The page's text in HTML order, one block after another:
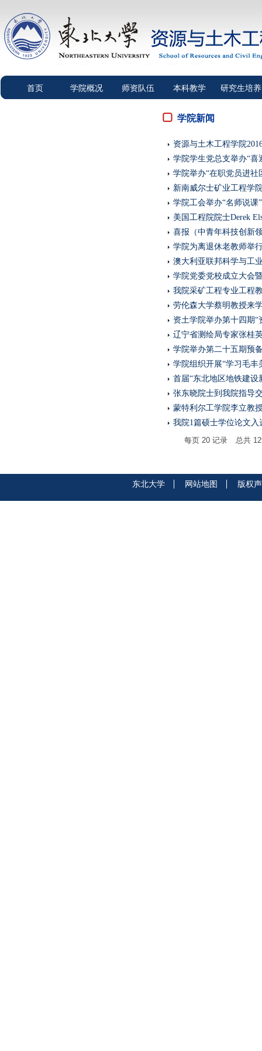
首页 学院概况 师资队伍 本科教学 研究生培养
学院新闻
资源与土木工程学院
学院学生党总支举办“喜
学院举办“在职党员进社
新南威尔士矿业工程学
学院工会举办“名师说课
美国工程院院士Derek
喜报（中青年科技创新
学院为离退休老教师举
澳大利亚联邦科学与工
学院党委党校成立大会
我院采矿工程专业工程
劳伦森大学蔡明教授来
资土学院举办第十四期“
辽宁省测绘局专家张桂
学院举办第二十五期预
学院组织开展“学习毛丰
首届“东北地区地铁建
张东晓院士到我院指导
蒙特利尔工学院李立教
我院1篇硕士学位论文
每页 20 记录 总共
东北大学 网站地图 版权